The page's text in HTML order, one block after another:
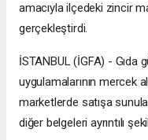
amacıyla ilçedeki zincir
gerçekleştirdi.
İSTANBUL (İGFA) - Gıda
uygulamalarının mercek
marketlerde satışa
diğer belgeleri ayrıntılı